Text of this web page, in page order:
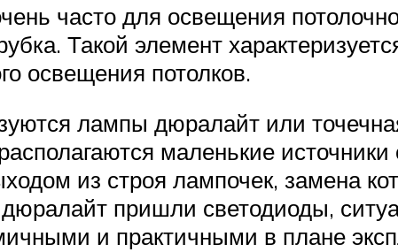
часто для освещения
Такой элемент
освещения потолков.
лампы дюралайт или
маленькие
из строя лампочек, замена
пришли светодиоды,
и практичными в плане